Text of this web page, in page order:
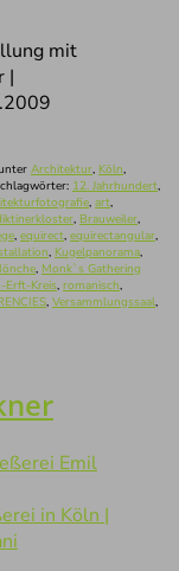
mit
|
Architektur, Köln,
12. Jahrhundert,
, art,
, Brauweiler,
, equirect, equirectangular,
, Kugelpanorama,
, Monk`s Gathering
Erft-Kreis, romanisch,
, Versammlungssaal,
in Köln |